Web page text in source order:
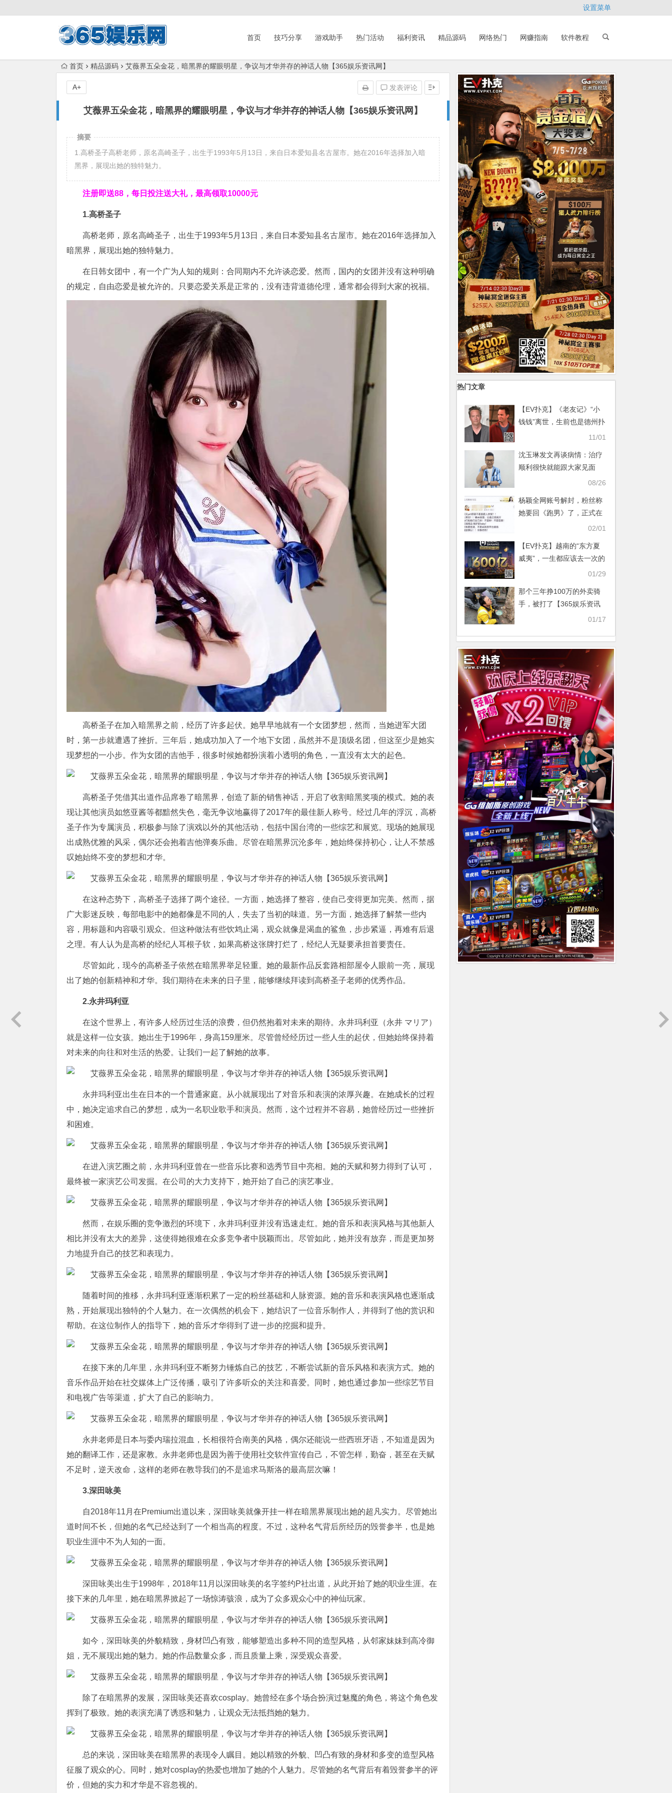
设置菜单
首页 技巧分享 游戏助手 热门活动 福利资讯 精品源码 网络热门 网赚指南 软件教程
首页 精品源码 艾薇界五朵金花，暗黑界的耀眼明星，争议与才华并存的神话人物【365娱乐资讯网】
艾薇界五朵金花，暗黑界的耀眼明星，争议与才华并存的神话人物【365娱乐资讯网】
发表评论
A+
摘要
1.高桥圣子高桥老师，原名高崎圣子，出生于1993年5月13日，来自日本爱知县名古屋市。她在2016年选择加入暗
黑界，展现出她的独特魅力。
注册即送88， 每日投注送大礼，最高领取10000元
1.高桥圣子
高桥老师，原名高崎圣子，出生于1993年5月13日，来自日本爱知县名古屋市。她在2016年选择加入
暗黑界，展现出她的独特魅力。
在日韩女团中，有一个广为人知的规则：合同期内不允许谈恋爱。然而，国内的女团并没有这种明确
的规定，自由恋爱是被允许的。只要恋爱关系是正常的，没有违背道德伦理，通常都会得到大家的祝福。
高桥圣子在加入暗黑界之前，经历了许多起伏。她早早地就有一个女团梦想，然而，当她进军大团
时，第一步就遭遇了挫折。三年后，她成功加入了一个地下女团，虽然并不是顶级名团，但这至少是她实
现梦想的一小步。作为女团的吉他手，很多时候她都扮演着小透明的角色，一直没有太大的起色。
高桥圣子凭借其出道作品席卷了暗黑界，创造了新的销售神话，开启了收割暗黑奖项的模式。她的表
现让其他演员如悠亚酱等都黯然失色，毫无争议地赢得了2017年的最佳新人称号。经过几年的浮沉，高桥
圣子作为专属演员，积极参与除了演戏以外的其他活动，包括中国台湾的一些综艺和展览。现场的她展现
出成熟优雅的风采，偶尔还会抱着吉他弹奏乐曲。尽管在暗黑界沉沦多年，她始终保持初心，让人不禁感
叹她始终不变的梦想和才华。
在这种态势下，高桥圣子选择了两个途径。一方面，她选择了整容，使自己变得更加完美。然而，据
广大影迷反映，每部电影中的她都像是不同的人，失去了当初的味道。另一方面，她选择了解禁一些内
容，用标题和内容吸引观众。但这种做法有些饮鸩止渴，观众就像是渴血的鲨鱼，步步紧逼，再难有后退
之理。有人认为是高桥的经纪人耳根子软，如果高桥这张牌打烂了，经纪人无疑要承担首要责任。
尽管如此，现今的高桥圣子依然在暗黑界举足轻重。她的最新作品反套路相部屋令人眼前一亮，展现
出了她的创新精神和才华。我们期待在未来的日子里，能够继续拜读到高桥圣子老师的优秀作品。
2.永井玛利亚
在这个世界上，有许多人经历过生活的浪费，但仍然抱着对未来的期待。永井玛利亚（永井 マリア）
就是这样一位女孩。她出生于1996年，身高159厘米。尽管曾经经历过一些人生的起伏，但她始终保持着
对未来的向往和对生活的热爱。让我们一起了解她的故事。
永井玛利亚出生在日本的一个普通家庭。从小就展现出了对音乐和表演的浓厚兴趣。在她成长的过程
中，她决定追求自己的梦想，成为一名职业歌手和演员。然而，这个过程并不容易，她曾经历过一些挫折
和困难。
在进入演艺圈之前，永井玛利亚曾在一些音乐比赛和选秀节目中亮相。她的天赋和努力得到了认可，
最终被一家演艺公司发掘。在公司的大力支持下，她开始了自己的演艺事业。
然而，在娱乐圈的竞争激烈的环境下，永井玛利亚并没有迅速走红。她的音乐和表演风格与其他新人
相比并没有太大的差异，这使得她很难在众多竞争者中脱颖而出。尽管如此，她并没有放弃，而是更加努
力地提升自己的技艺和表现力。
随着时间的推移，永井玛利亚逐渐积累了一定的粉丝基础和人脉资源。她的音乐和表演风格也逐渐成
熟，开始展现出独特的个人魅力。在一次偶然的机会下，她结识了一位音乐制作人，并得到了他的赏识和
帮助。在这位制作人的指导下，她的音乐才华得到了进一步的挖掘和提升。
在接下来的几年里，永井玛利亚不断努力锤炼自己的技艺，不断尝试新的音乐风格和表演方式。她的
音乐作品开始在社交媒体上广泛传播，吸引了许多听众的关注和喜爱。同时，她也通过参加一些综艺节目
和电视广告等渠道，扩大了自己的影响力。
永井老师是日本与委内瑞拉混血，长相很符合南美的风格，偶尔还能说一些西班牙语，不知道是因为
她的翻译工作，还是家教。永井老师也是因为善于使用社交软件宣传自己，不管怎样，勤奋，甚至在天赋
不足时，逆天改命，这样的老师在教导我们的不是追求马斯洛的最高层次嘛！
3.深田咏美
自2018年11月在Premium出道以来，深田咏美就像开挂一样在暗黑界展现出她的超凡实力。尽管她出
道时间不长，但她的名气已经达到了一个相当高的程度。不过，这种名气背后所经历的毁誉参半，也是她
职业生涯中不为人知的一面。
深田咏美出生于1998年，2018年11月以深田咏美的名字签约P社出道，从此开始了她的职业生涯。在
接下来的几年里，她在暗黑界掀起了一场惊涛骇浪，成为了众多观众心中的神仙玩家。
如今，深田咏美的外貌精致，身材凹凸有致，能够塑造出多种不同的造型风格，从邻家妹妹到高冷御
姐，无不展现出她的魅力。她的作品数量众多，而且质量上乘，深受观众喜爱。
除了在暗黑界的发展，深田咏美还喜欢cosplay。她曾经在多个场合扮演过魅魔的角色，将这个角色发
挥到了极致。她的表演充满了诱惑和魅力，让观众无法抵挡她的魅力。
总的来说，深田咏美在暗黑界的表现令人瞩目。她以精致的外貌、凹凸有致的身材和多变的造型风格
征服了观众的心。同时，她对cosplay的热爱也增加了她的个人魅力。尽管她的名气背后有着毁誉参半的评
价，但她的实力和才华是不容忽视的。
热门文章
【EV扑克】《老友记》“小
钱钱”离世，生前也是德州扑
克爱好者【365娱乐资讯11/01
沈玉琳发文再谈病情：治疗
顺利很快就能跟大家见面
08/26
杨颖全网账号解封，粉丝称
她要回《跑男》了，正式在
内娱复出【365娱乐资讯02/01
【EV扑克】越南的“东方夏
威夷”，一生都应该去一次的
岘港！【365娱乐资讯网】
01/29
那个三年挣100万的外卖骑
手，被打了【365娱乐资讯
01/17